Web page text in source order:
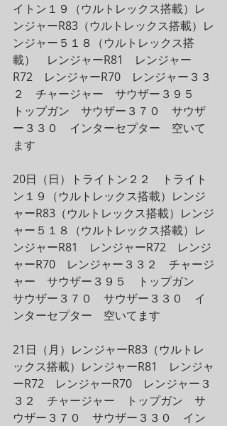
イトン１９（ウルトレックス搭載）レ
ンジャーR83（ウルトレックス搭載）レ
ンジャー５１８（ウルトレックス搭
載）　レンジャーR81　レンジャー
R72　レンジャーR70　レンジャー３３
２　チャージャー　サウザー３９５
トップガン　サウザー３７０　サウザ
ー３３０　インターセプター　空いて
ます
20日（日）トライトン２２　トライト
ン１９（ウルトレックス搭載）レンジ
ャーR83（ウルトレックス搭載）レンジ
ャー５１８（ウルトレックス搭載）レ
ンジャーR81　レンジャーR72　レンジ
ャーR70　レンジャー３３２　チャージ
ャー　サウザー３９５　トップガン
サウザー３７０　サウザー３３０　イ
ンターセプター　空いてます
21日（月）レンジャーR83（ウルトレ
ックス搭載）レンジャーR81　レンジャ
ーR72　レンジャーR70　レンジャー３
３２　チャージャー　トップガン　サ
ウザー３７０　サウザー３３０　イン